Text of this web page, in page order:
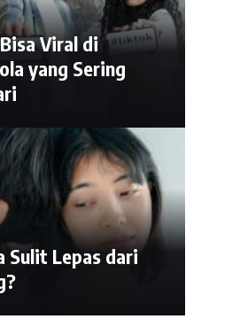
Viral di
yang Sering
Sulit Lepas dari